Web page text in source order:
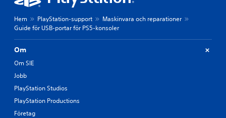
Hem PlayStation-support
Maskinvara och reparationer
Guide för USB-portar för PS5-konsoler
Om
Om SIE
Jobb
PlayStation Studios
PlayStation Productions
Företag